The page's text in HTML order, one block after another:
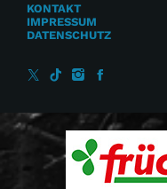
KONTAKT
IMPRESSUM
DATENSCHUTZ